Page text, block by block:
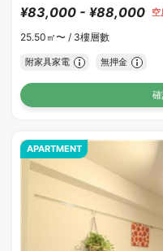
¥83,000 - ¥88,000 空
25.50㎡〜 / 3樓層數
附家具家電 無押金
APARTMENT